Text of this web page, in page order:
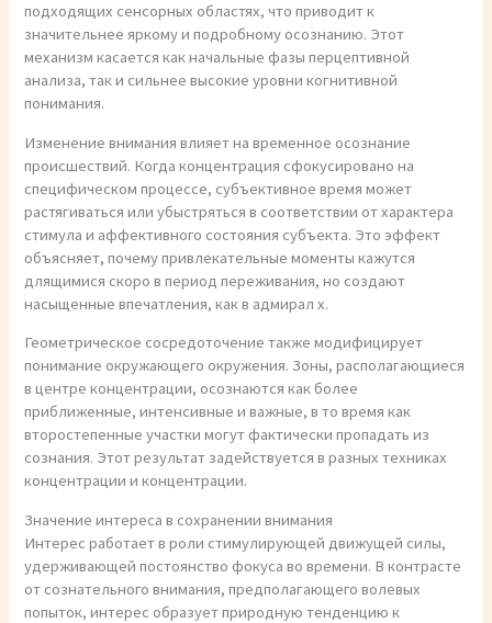
подходящих сенсорных областях, что приводит к
значительнее яркому и подробному осознанию. Этот
механизм касается как начальные фазы перцептивной
анализа, так и сильнее высокие уровни когнитивной
понимания.
Изменение внимания влияет на временное осознание
происшествий. Когда концентрация сфокусировано на
специфическом процессе, субъективное время может
растягиваться или убыстряться в соответствии от характера
стимула и аффективного состояния субъекта. Это эффект
объясняет, почему привлекательные моменты кажутся
длящимися скоро в период переживания, но создают
насыщенные впечатления, как в адмирал х.
Геометрическое сосредоточение также модифицирует
понимание окружающего окружения. Зоны, располагающиеся
в центре концентрации, осознаются как более
приближенные, интенсивные и важные, в то время как
второстепенные участки могут фактически пропадать из
сознания. Этот результат задействуется в разных техниках
концентрации и концентрации.
Значение интереса в сохранении внимания
Интерес работает в роли стимулирующей движущей силы,
удерживающей постоянство фокуса во времени. В контрасте
от сознательного внимания, предполагающего волевых
попыток, интерес образует природную тенденцию к